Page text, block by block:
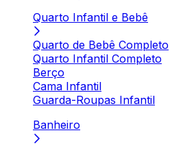
Quarto Infantil e Bebê
Quarto de Bebê Completo
Quarto Infantil Completo
Berço
Cama Infantil
Guarda-Roupas Infantil
Banheiro